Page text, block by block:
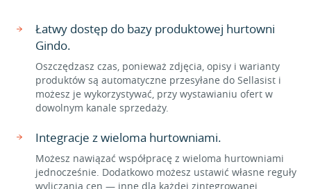
Łatwy dostęp do bazy produktowej hurtowni
Gindo.
Oszczędzasz czas, ponieważ zdjęcia, opisy i warianty
produktów są automatyczne przesyłane do Sellasist i
możesz je wykorzystywać, przy wystawianiu ofert w
dowolnym kanale sprzedaży.
Integracje z wieloma hurtowniami.
Możesz nawiązać współpracę z wieloma hurtowniami
jednocześnie. Dodatkowo możesz ustawić własne reguły
wyliczania cen — inne dla każdej zintegrowanej